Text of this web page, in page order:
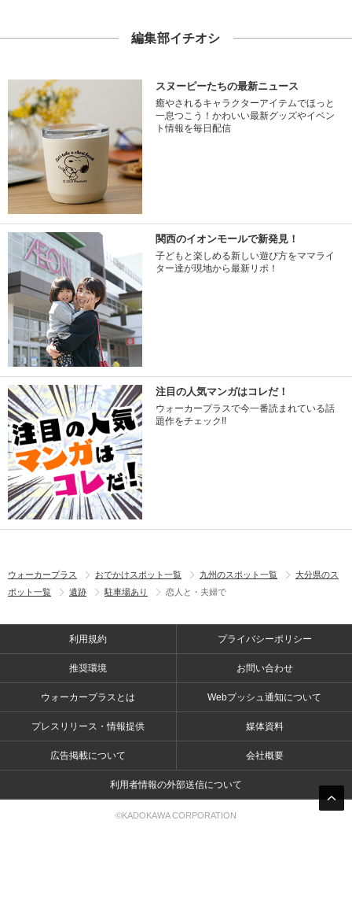
編集部イチオシ
スヌーピーたちの最新ニュース
癒やされるキャラクターアイテムでほっと
一息つこう！かわいい最新グッズやイベン
ト情報を毎日配信
関西のイオンモールで新発見！
子どもと楽しめる新しい遊び方をママライ
ター達が現地から最新リポ！
注目の人気マンガはコレだ！
ウォーカープラスで今一番読まれている話
題作をチェック!!
ウォーカープラス おでかけスポット一覧 九州のスポット一覧
大分県のス
ポット一覧
遺跡 駐車場あり 恋人と・夫婦で
利用規約 プライバシーポリシー
推奨環境 お問い合わせ
ウォーカープラスとは Webプッシュ通知について
プレスリリース・情報提供 媒体資料
広告掲載について 会社概要
利用者情報の外部送信について
©KADOKAWA CORPORATION